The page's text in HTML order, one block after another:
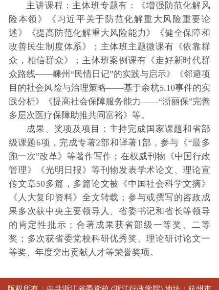
主讲课程：主体班专题有：《增强防范化解风
险本领》《习近平关于防范化解重大风险重要论
述》《提高防范化解重大风险能力》《健全保障和
改善民生制度体系》；主体班主题微课有《依靠群
众，相信群众》；主体班案例课有《走好新时代群
众路线——嵊州“民情日记”的实践与启示》《邻避项
目的社会风险与治理策略——基于余杭5.10事件的实
践分析》《提高社会保障服务能力——“浙丽保”完善
多层次医疗保障助推共同富裕》等。
成果、奖项及项目：主持完成国家课题和省部
级课题6项，完成专著2部和译著1部，参与《“最多
跑一次”改革》等著作写作；在权威刊物《中国行政
管理》《光明日报》等刊物发表学术论文、理论宣
传文章50多篇，多篇论文被《中国社会科学文摘》
《人大复印资料》全文转载；参与或撰写的咨政成
果多次获中央主要领导人、省委书记和省长等领导
的肯定性批示；合著成果获省部级一等奖、二等
奖；多次获省委党校科研优秀奖、理论研讨论文一
等奖、年度突出贡献人才等荣誉奖项。